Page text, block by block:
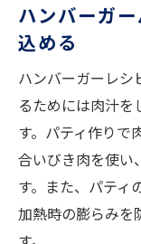
ハンバーガ
込める
ハンバーガーレシ
るためには肉汁
す。パティ作りで
合いびき肉を使い
す。また、パティ
加熱時の膨らみを